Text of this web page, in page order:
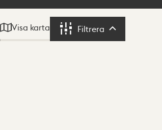
Visa karta Filtrera Filtrera